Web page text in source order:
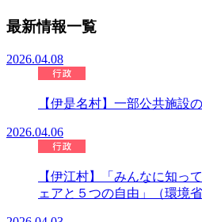
最新情報一覧
2026.04.08
【伊是名村】一部公共施設
2026.04.06
【伊江村】「みんなに知っ
ェアと５つの自由」（環境省